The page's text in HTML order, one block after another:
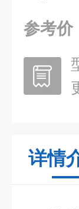
参考价
详情